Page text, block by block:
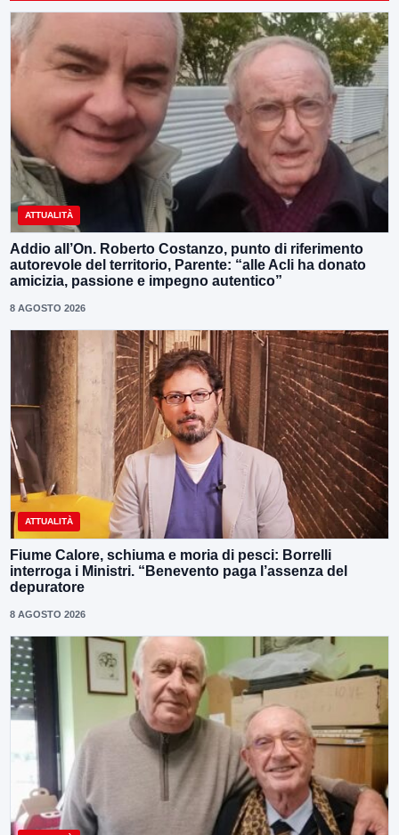
ATTUALITÀ
Addio all’On. Roberto Costanzo, punto di riferimento
autorevole del territorio, Parente: “alle Acli ha donato
amicizia, passione e impegno autentico”
8 AGOSTO 2026
ATTUALITÀ
Fiume Calore, schiuma e moria di pesci: Borrelli
interroga i Ministri. “Benevento paga l’assenza del
depuratore
8 AGOSTO 2026